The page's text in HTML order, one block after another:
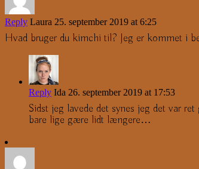
Reply Laura 25. september 2019 at 6:25
Hvad bruger du kimchi til? Jeg er kommet i
Reply Ida 26. september 2019 at 17:53
Sidst jeg lavede det synes jeg det var
bare lige gære lidt længere…